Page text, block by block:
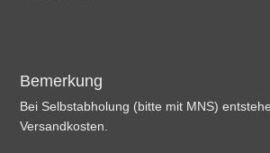
Bemerkung
Bei Selbstabholung (bitte mit MNS)
Versandkosten.